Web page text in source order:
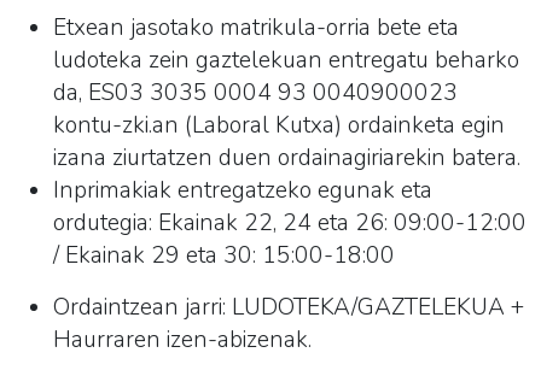
Etxean jasotako matrikula-orria bete eta
ludoteka zein gaztelekuan entregatu beharko
da, ES03 3035 0004 93 0040900023
kontu-zki.an (Laboral Kutxa) ordainketa egin
izana ziurtatzen duen ordainagiriarekin batera.
Inprimakiak entregatzeko egunak eta
ordutegia: Ekainak 22, 24 eta 26: 09:00-12:00
/ Ekainak 29 eta 30: 15:00-18:00
Ordaintzean jarri: LUDOTEKA/GAZTELEKUA +
Haurraren izen-abizenak.